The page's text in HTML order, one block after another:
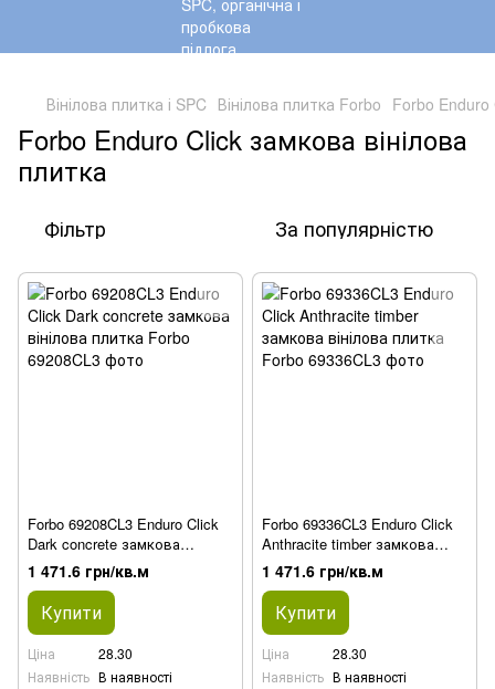
Вінілова плитка і SPC Вінілова плитка Forbo Forbo Enduro
Forbo Enduro Click замкова вінілова
плитка
Фільтр За популярністю
Forbo 69208CL3 Enduro Click
Dark concrete замкова
вінілова плитка
1 471.6 грн/кв.м
Купити
Ціна
28.30
Наявність В наявності
Forbo 69336CL3 Enduro Click
Anthracite timber замкова
вінілова плитка
1 471.6 грн/кв.м
Купити
Ціна
28.30
Наявність В наявності